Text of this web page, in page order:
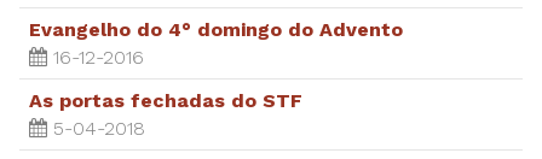
Evangelho do 4° domingo do Advento
16-12-2016
As portas fechadas do STF
5-04-2018